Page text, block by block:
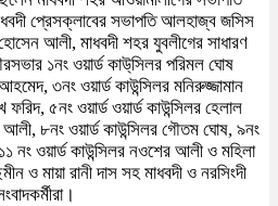
প্রেসক্লাবের সভাপতি আলহাজ্ব জসিস
আলী, মাধবদী শহর যুবলীগের সাধারণ
১নং ওয়ার্ড কাউ্সিলর পরিমল ঘোষ
৩নং ওয়ার্ড কাউন্সিলর মনিরুজ্জামান
ফরিদ, ৫নং ওয়ার্ড ওয়ার্ড কাউন্সিলর হেলাল
আলী, ৮নং ওয়ার্ড কাউন্সিলর গৌতম ঘোষ, ৯নং
নং ওয়ার্ড কাউন্সিলর নওশের আলী ও মহিলা
ও মায়া রানী দাস সহ মাধবদী ও নরসিংদী